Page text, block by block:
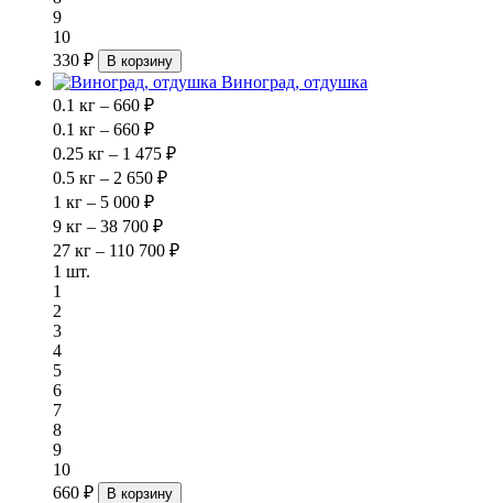
9
10
330 ₽
В корзину
Виноград, отдушка
0.1 кг – 660 ₽
0.1 кг – 660 ₽
0.25 кг – 1 475 ₽
0.5 кг – 2 650 ₽
1 кг – 5 000 ₽
9 кг – 38 700 ₽
27 кг – 110 700 ₽
1 шт.
1
2
3
4
5
6
7
8
9
10
660 ₽
В корзину